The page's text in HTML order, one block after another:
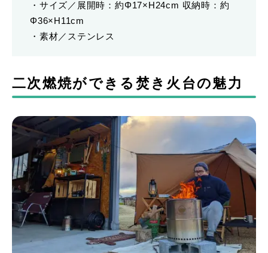
・サイズ／展開時：約Φ17×H24cm 収納時：約
Φ36×H11cm
・素材／ステンレス
二次燃焼ができる焚き火台の魅力